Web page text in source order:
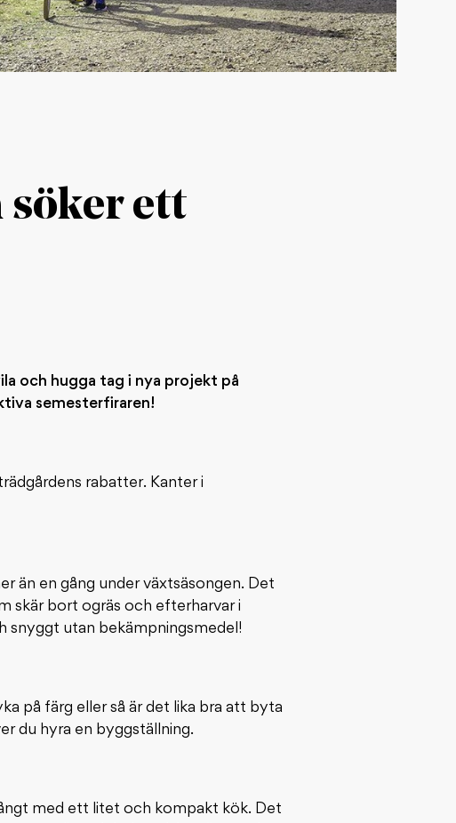
ett
och hugga tag i nya projekt på
semesterfiraren!
rabatter. Kanter i
än en gång under växtsäsongen. Det
skär bort ogräs och efterharvar i
snyggt utan bekämpningsmedel!
på färg eller så är det lika bra att byta
du hyra en byggställning.
med ett litet och kompakt kök. Det